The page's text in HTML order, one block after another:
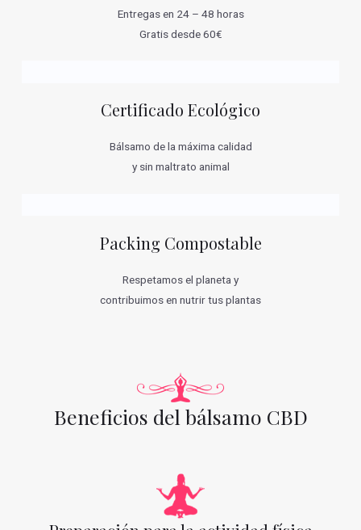
Entregas en 24 – 48 horas
Gratis desde 60€
Certificado Ecológico
Bálsamo de la máxima calidad
y sin maltrato animal
Packing Compostable
Respetamos el planeta y
contribuimos en nutrir tus plantas
Beneficios del bálsamo CBD